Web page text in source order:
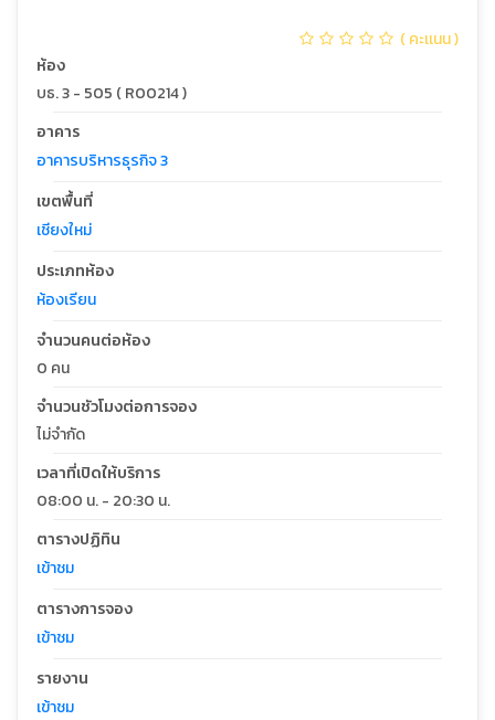
( คะเเนน )
ห้อง
บธ. 3 - 505 ( R00214 )
อาคาร
อาคารบริหารธุรกิจ 3
เขตพื้นที่
เชียงใหม่
ประเภทห้อง
ห้องเรียน
จำนวนคนต่อห้อง
0 คน
จำนวนชัวโมงต่อการจอง
ไม่จำกัด
เวลาที่เปิดให้บริการ
08:00 น. - 20:30 น.
ตารางปฏิทิน
เข้าชม
ตารางการจอง
เข้าชม
รายงาน
เข้าชม